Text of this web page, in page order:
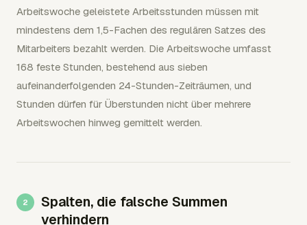
Arbeitswoche geleistete Arbeitsstunden müssen mit
mindestens dem 1,5-Fachen des regulären Satzes des
Mitarbeiters bezahlt werden. Die Arbeitswoche umfasst
168 feste Stunden, bestehend aus sieben
aufeinanderfolgenden 24-Stunden-Zeiträumen, und
Stunden dürfen für Überstunden nicht über mehrere
Arbeitswochen hinweg gemittelt werden.
Spalten, die falsche Summen
verhindern